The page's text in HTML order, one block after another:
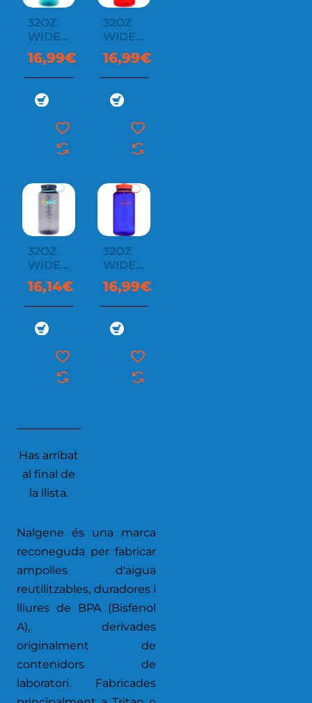
32OZ
WIDE
MOUTH
SUSTAIN
16,99€
32OZ
WIDE
MOUTH
SUSTAIN
16,99€
32OZ
WIDE
MOUTH
SUSTAIN
16,14€
32OZ
WIDE
MOUTH
SUSTAIN
16,99€
Has arribat
al final de
la llista.
Nalgene és una marca
reconeguda per fabricar
ampolles d'aigua
reutilitzables, duradores i
lliures de BPA (Bisfenol
A), derivades
originalment de
contenidors de
laboratori. Fabricades